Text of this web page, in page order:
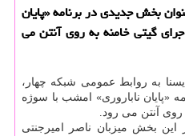
بخش جدیدی در برنامه «پایان
گیتی خامنه به روی آنتن می
به روابط عمومی شبكه چهار،
ناباروری» امشب با سوژه
روی آنتن می رود.
این بخش میزبان ناصر امیرجنتی